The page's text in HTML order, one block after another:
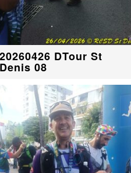
20260426 DTour St
Denis 08